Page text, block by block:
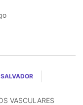
VASCULARES